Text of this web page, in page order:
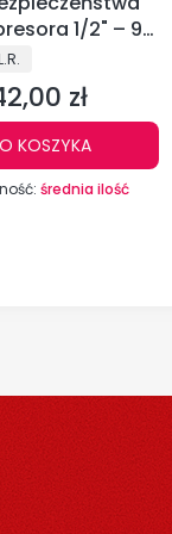
1/2" – 9
S.L.R. G
zł
KOSZYKA
średnia ilość